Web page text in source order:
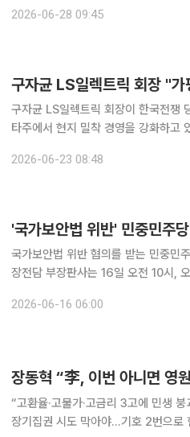
가데이터처, 카자흐스탄 통계청 및 아
2026-06-28 09:45
구자균 LS일렉트릭 회장이 한국전쟁
타주에서 현지 밀착 경영을 강화하고
미 전력시장 공략의 핵심 거점으로
2026-06-23 08:48
'국가보안법 위반' 민중민주
국가보안법 위반 혐의를 받는 민중민주당 간부들
장전담 부장판사는 16일 오전 10시,
제7조를 위반한 것으로 알려졌다. 국
2026-06-16 06:00
장동혁 “李, 이번 아니면 영
“고환율·고물가·고금리 3고에 민생
장기집권 시도 막아야…기호 2번으로 힘 모아달라” 장동혁 국민의힘 대